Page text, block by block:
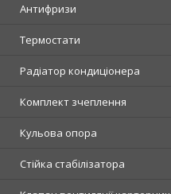
Антифризи
Термостати
Радіатор кондиціонера
Комплект зчеплення
Кульова опора
Стійка стабілізатора